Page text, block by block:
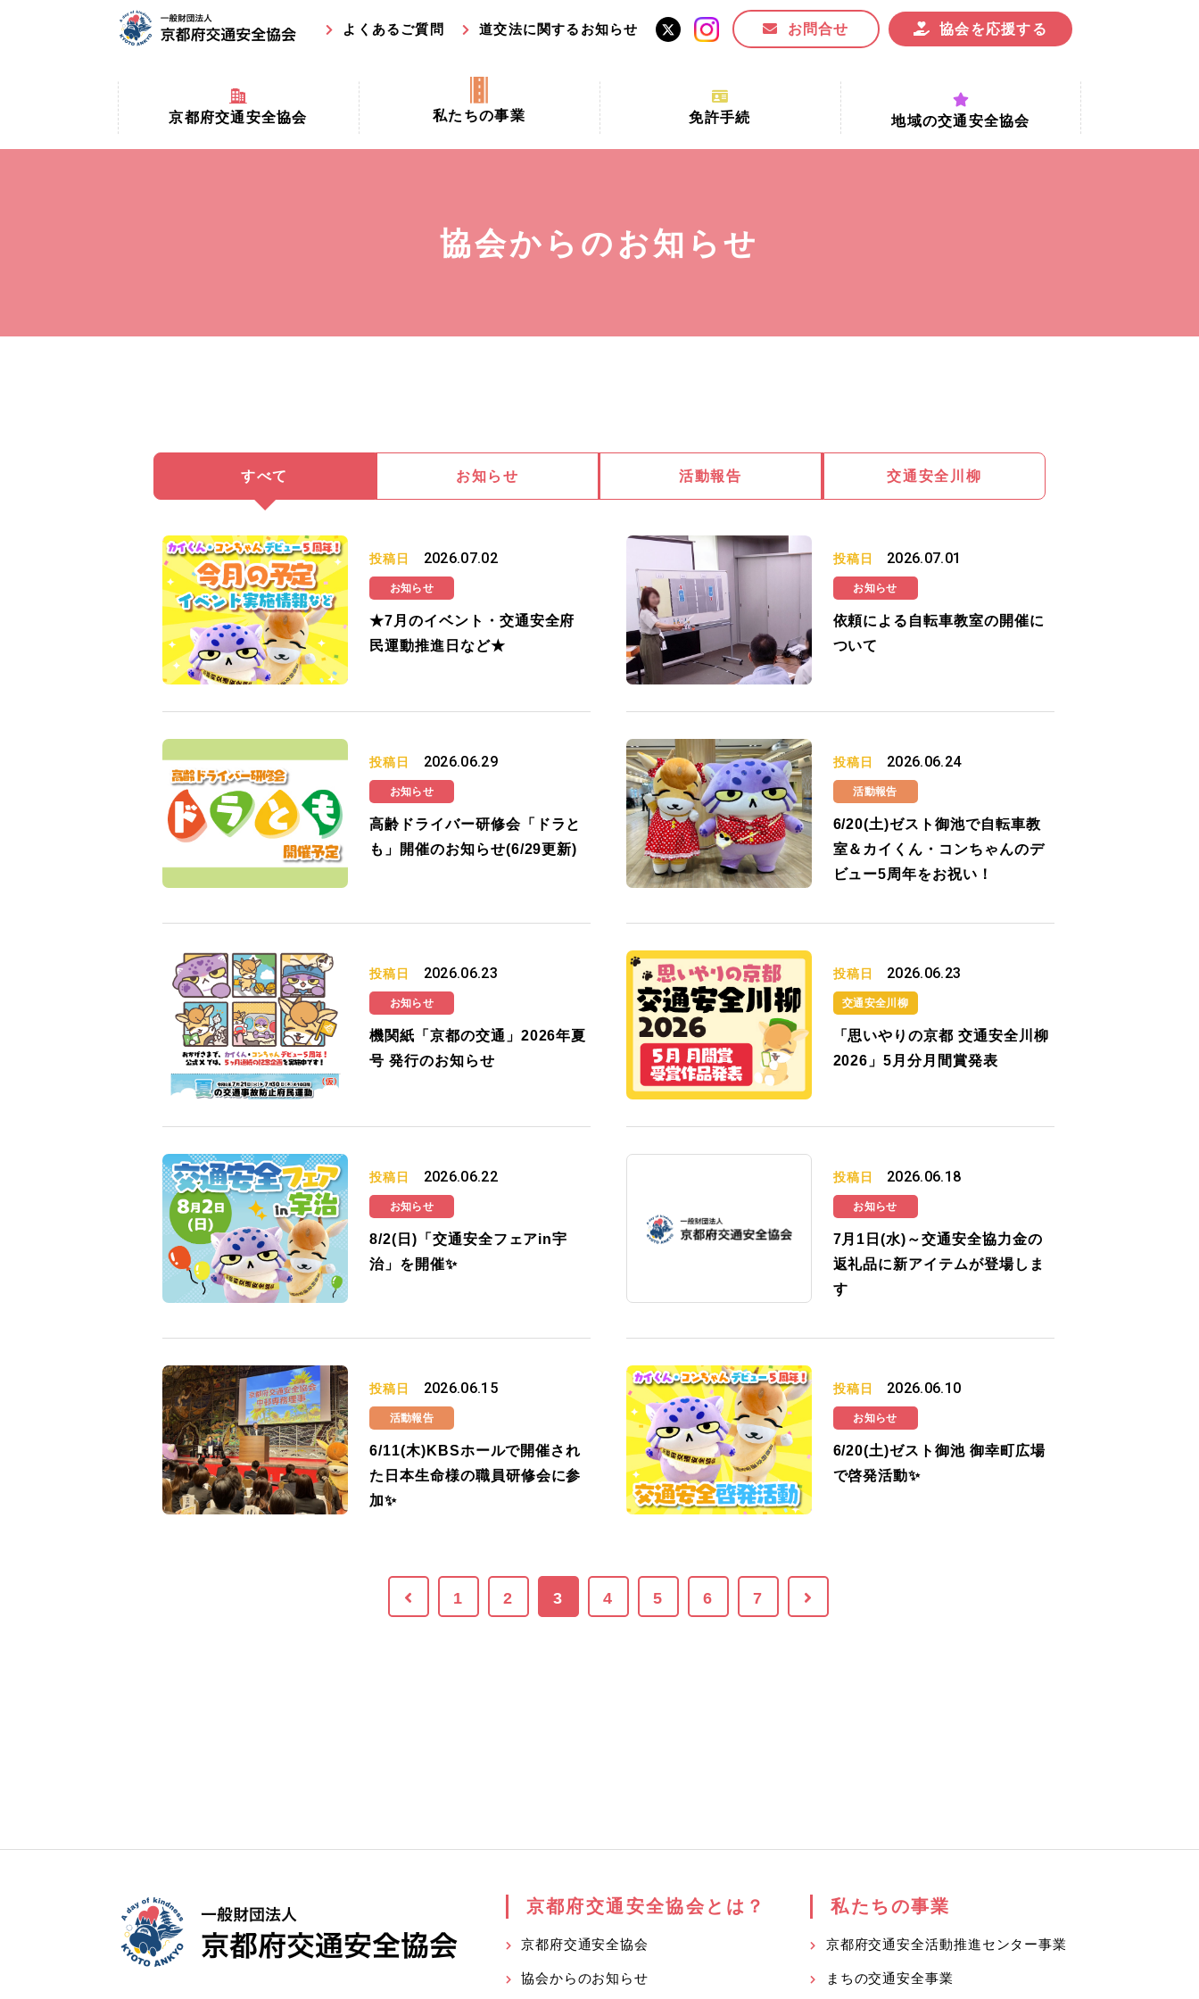
よくあるご質問 道交法に関するお知らせ お問合せ 協会を応援する
京都府交通安全協会
京都府交通安全協会とは？
私たちの事業
京都府交通安全活動推進センター事業
交通安全協力金の活用事業
免許手続
手続場所の対象者及び受付時間
講習時間
地域の交通安全協会
協会からのお知らせ
すべて お知らせ 活動報告 交通安全川柳
投稿日 2026.07.02
お知らせ
★7月のイベント・交通安全府
民運動推進日など★
投稿日 2026.07.01
お知らせ
依頼による自転車教室の開催に
ついて
投稿日 2026.06.29
お知らせ
高齢ドライバー研修会「ドラと
も」開催のお知らせ(6/29更新)
投稿日 2026.06.24
活動報告
6/20(土)ゼスト御池で自転車教
室＆カイくん・コンちゃんのデ
ビュー5周年をお祝い！
投稿日 2026.06.23
お知らせ
機関紙「京都の交通」2026年夏
号 発行のお知らせ
投稿日 2026.06.23
交通安全川柳
「思いやりの京都 交通安全川柳
2026」5月分月間賞発表
投稿日 2026.06.22
お知らせ
8/2(日)「交通安全フェアin宇
治」を開催✨
投稿日 2026.06.18
お知らせ
7月1日(水)～交通安全協力金の
返礼品に新アイテムが登場しま
す
投稿日 2026.06.15
活動報告
6/11(木)KBSホールで開催され
た日本生命様の職員研修会に参
加✨
投稿日 2026.06.10
お知らせ
6/20(土)ゼスト御池 御幸町広場
で啓発活動✨
1 2 3 4 5 6 7
京都府交通安全協会とは？
京都府交通安全協会
協会からのお知らせ
私たちの事業
京都府交通安全活動推進センター事業
まちの交通安全事業